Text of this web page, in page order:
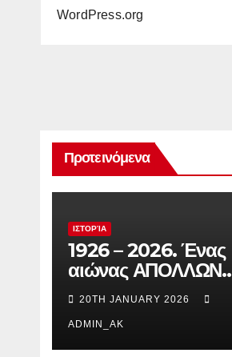
WordPress.org
Προτεινόμενα
ΙΣΤΟΡΊΑ
1926 – 2026. Ένας
αιώνας ΑΠΟΛΛΩΝ
ΚΑΛΑΜΑΡΙΑΣ
20TH JANUARY 2026
ADMIN_AK